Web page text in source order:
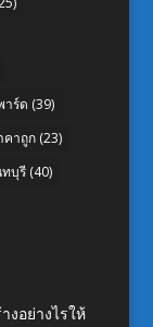
าร์ด (39)
คาถูก(23)
บุรี(40)
งอย่างไรให้